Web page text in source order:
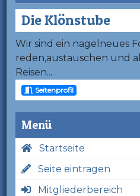
Die Klönstube
Wir sind ein nagelneues
reden,austauschen und
Reisen...
Seitenprofil
Menü
Startseite
Seite eintragen
Mitgliederbereich